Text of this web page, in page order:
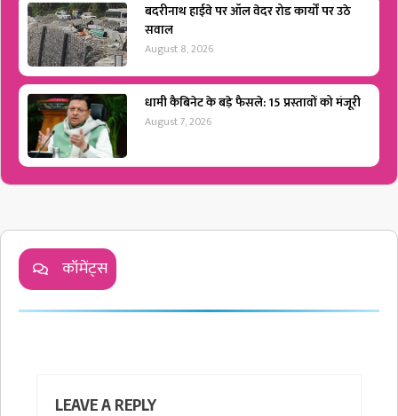
बदरीनाथ हाईवे पर ऑल वेदर रोड कार्यों पर उठे
सवाल
August 8, 2026
धामी कैबिनेट के बड़े फैसले: 15 प्रस्तावों को मंजूरी
August 7, 2026
कॉमेंट्स
LEAVE A REPLY